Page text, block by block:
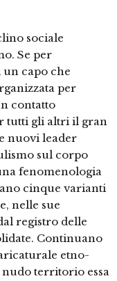
sociale
Se per
capo che
per
contatto
tutti gli altri il gran
nuovi leader
sul corpo
fenomenologia
cinque varianti
nelle sue
registro delle
Continuano
etno-
territorio essa